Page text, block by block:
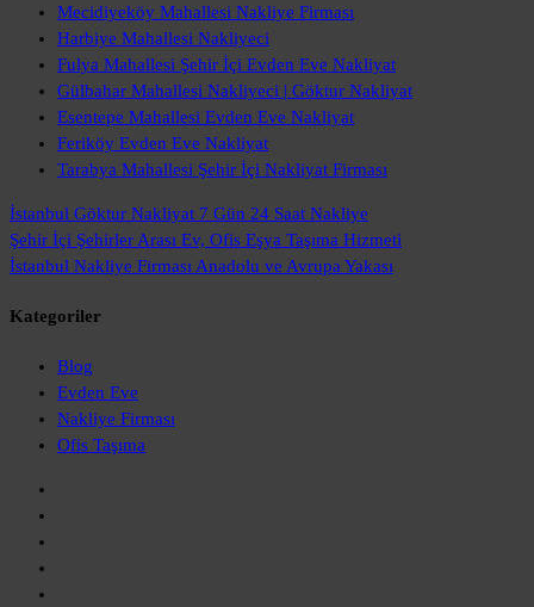
Mecidiyeköy Mahallesi Nakliye Firması
Harbiye Mahallesi Nakliyeci
Fulya Mahallesi Şehir İçi Evden Eve Nakliyat
Gülbahar Mahallesi Nakliyeci | Göktur Nakliyat
Esentepe Mahallesi Evden Eve Nakliyat
Feriköy Evden Eve Nakliyat
Tarabya Mahallesi Şehir İçi Nakliyat Firması
İstanbul Göktur Nakliyat 7 Gün 24 Saat Nakliye
Şehir İçi Şehirler Arası Ev, Ofis Eşya Taşıma Hizmeti
İstanbul Nakliye Firması Anadolu ve Avrupa Yakası
Kategoriler
Blog
Evden Eve
Nakliye Firması
Ofis Taşıma